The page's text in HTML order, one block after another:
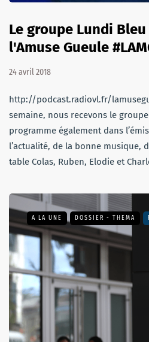
Le groupe Lundi
l'Amuse Gueule
24 avril 2018
http://podcast.radiovl.fr/
semaine, nous recevons le
programme également dans
l’actualité, de la bonne musique,
table Colas, Ruben, Elodie et
A LA UNE DOSSIER - THEMA